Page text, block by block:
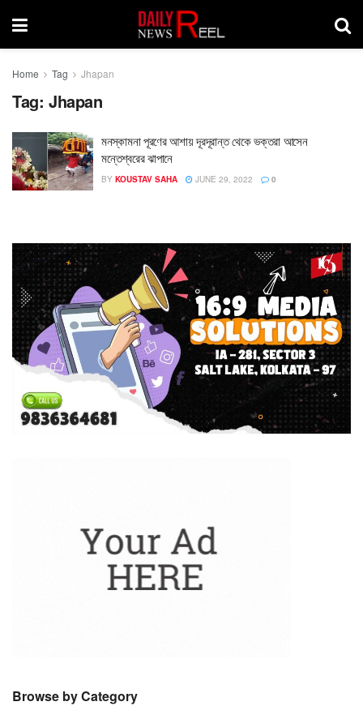
Home Tag Jhapan
Tag: Jhapan
মনস্কামনা পূরণের আশায় দূরদূরান্ত থেকে ভক্তরা আসেন
মন্তেশ্বরের ঝাপানে
BY KOUSTAV SAHA JUNE 29, 2022 0
Browse by Category